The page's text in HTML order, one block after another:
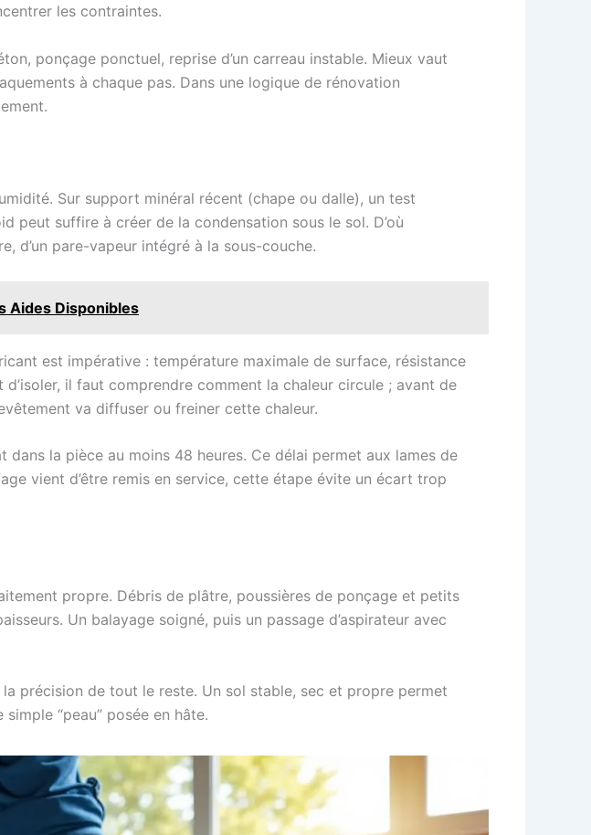
les contraintes.
ponçage ponctuel, reprise d’un carreau instable. Mieux vaut
à chaque pas. Dans une logique de rénovation
Sur support minéral récent (chape ou dalle), un test
peut suffire à créer de la condensation sous le sol. D’où
d’un pare-vapeur intégré à la sous-couche.
Aides Disponibles
est impérative : température maximale de surface, résistance
il faut comprendre comment la chaleur circule ; avant de
va diffuser ou freiner cette chaleur.
la pièce au moins 48 heures. Ce délai permet aux lames de
vient d’être remis en service, cette étape évite un écart trop
propre. Débris de plâtre, poussières de ponçage et petits
Un balayage soigné, puis un passage d’aspirateur avec
précision de tout le reste. Un sol stable, sec et propre permet
“peau” posée en hâte.